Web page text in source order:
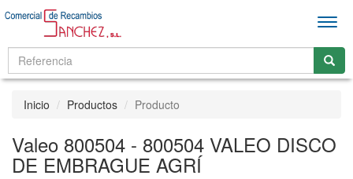
Inicio Productos Producto
Valeo 800504 - 800504 VALEO DISCO
DE EMBRAGUE AGRÍ